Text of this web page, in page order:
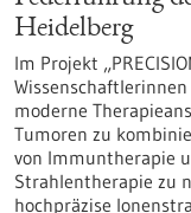
Heidelberg
Im Projekt
moderne
Tumoren zu
von Immuntherapie
Strahlentherapie zu
hochpräzise